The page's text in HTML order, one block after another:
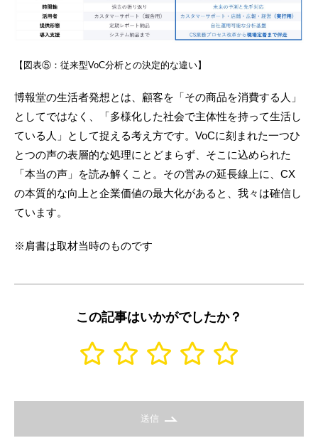
【図表⑤：従来型VoC分析との決定的な違い】
博報堂の生活者発想とは、顧客を「その商品を消費する人」
としてではなく、「多様化した社会で主体性を持って生活し
ている人」として捉える考え方です。VoCに刻まれた一つひ
とつの声の表層的な処理にとどまらず、そこに込められた
「本当の声」を読み解くこと。その営みの延長線上に、CX
の本質的な向上と企業価値の最大化があると、我々は確信し
ています。
※肩書は取材当時のものです
この記事はいかがでしたか？
送信